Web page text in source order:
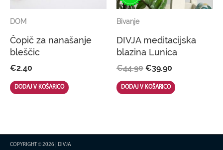
DOM
Čopič za nanašanje
bleščic
€2.40
DODAJ V KOŠARICO
Bivanje
DIVJA meditacijska
blazina Lunica
€44.90 €39.90
DODAJ V KOŠARICO
may
chosen
COPYRIGHT © 2026 | DIVJA